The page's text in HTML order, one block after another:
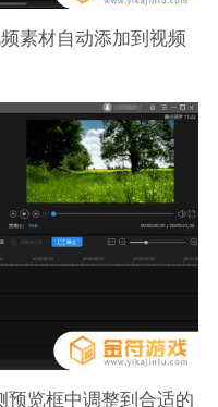
素材自动添加到视频
览框中调整到合适的